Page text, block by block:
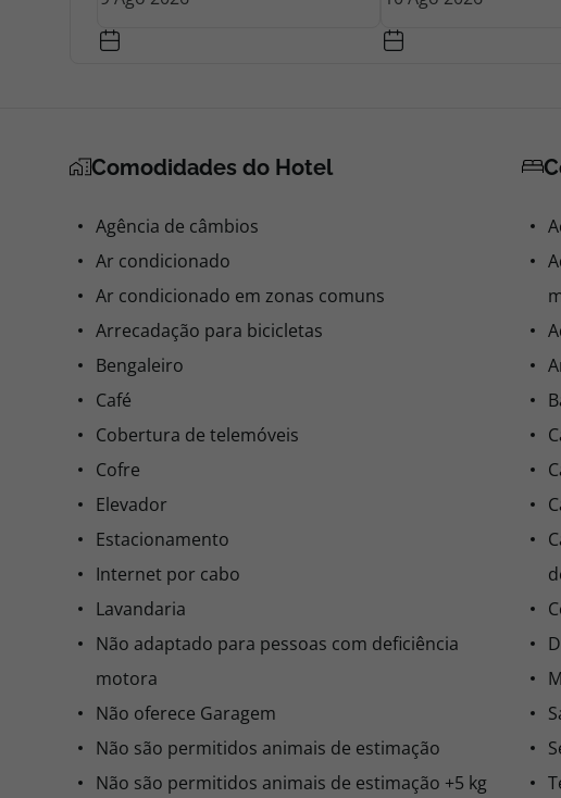
Comodidades do Hotel
Agência de câmbios
Ar condicionado
Ar condicionado em zonas comuns
Arrecadação para bicicletas
Bengaleiro
Café
Cobertura de telemóveis
Cofre
Elevador
Estacionamento
Internet por cabo
Lavandaria
Não adaptado para pessoas com deficiência
motora
Não oferece Garagem
Não são permitidos animais de estimação
Não são permitidos animais de estimação +5 kg